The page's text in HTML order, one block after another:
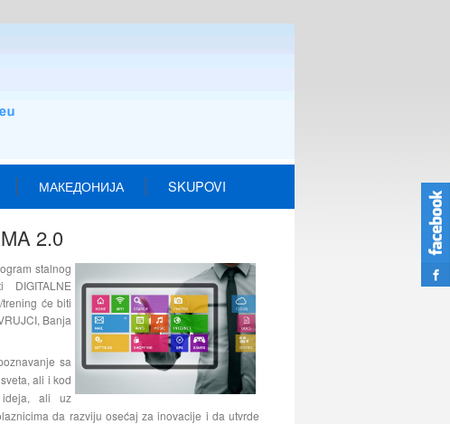
МАКЕДОНИЈА SKUPOVI
2.0
stalnog
DIGITALNE
će biti
Banja
sa
ali i kod
ideja, ali uz
da razviju osećaj za inovacije i da utvrde